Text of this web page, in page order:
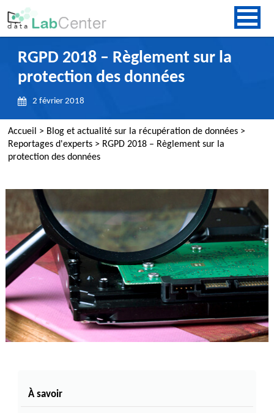
RGPD 2018 – Règlement sur la
protection des données
2 février 2018
Accueil > Blog et actualité sur la récupération de données >
Reportages d'experts > RGPD 2018 – Règlement sur la
protection des données
À savoir